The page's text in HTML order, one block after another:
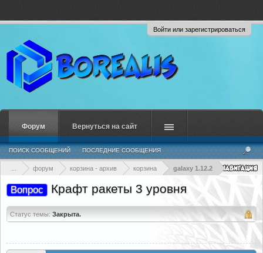
Войти или зарегистрироваться
форум корзина - архив корзина galaxy 1.12.2
Вопрос Крафт ракеты 3 уровня
Статус темы: Закрыта.
Форум
ПОИСК СООБЩЕНИЙ ПОСЛЕДНИЕ СООБЩЕНИЯ
Вернуться на сайт